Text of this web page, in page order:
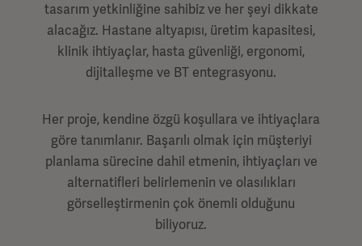
tasarım yetkinliğine sahibiz ve her şeyi dikkate
alacağız. Hastane altyapısı, üretim kapasitesi,
klinik ihtiyaçlar, hasta güvenliği, ergonomi,
dijitalleşme ve BT entegrasyonu.
Her proje, kendine özgü koşullara ve ihtiyaçlara
göre tanımlanır. Başarılı olmak için müşteriyi
planlama sürecine dahil etmenin, ihtiyaçları ve
alternatifleri belirlemenin ve olasılıkları
görselleştirmenin çok önemli olduğunu
biliyoruz.